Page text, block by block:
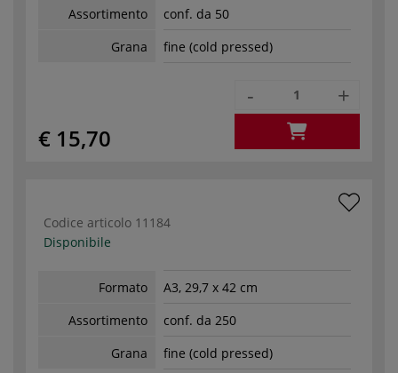
Assortimento
conf. da 50
Grana
fine (cold pressed)
€ 15,70
- +
Codice articolo 11184
Disponibile
Formato
A3, 29,7 x 42 cm
Assortimento
conf. da 250
Grana
fine (cold pressed)